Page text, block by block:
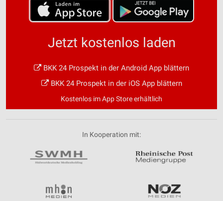
Jetzt kostenlos laden
BKK 24 Prospekt in der Android App blättern
BKK 24 Prospekt in der iOS App blättern
Kostenlos im App Store erhältlich
In Kooperation mit: